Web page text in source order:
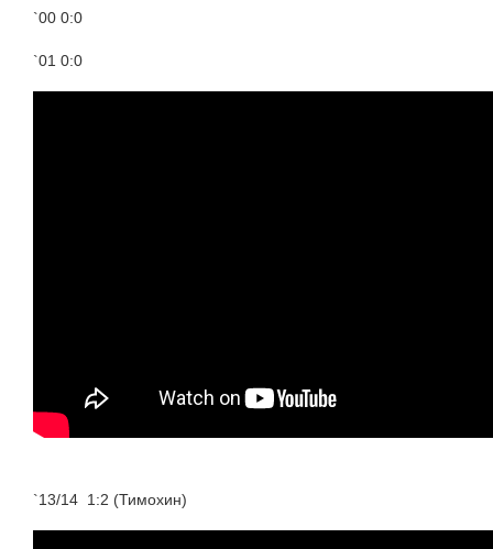
`00 0:0
`01 0:0
`13/14 1:2 (Тимохин)